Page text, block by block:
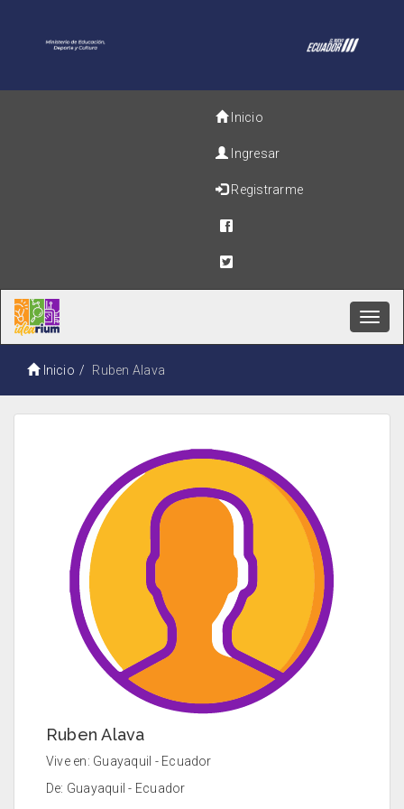
Inicio
Ingresar
Registrarme
Inicio Ruben Alava
Ruben Alava
Vive en: Guayaquil - Ecuador
De: Guayaquil - Ecuador